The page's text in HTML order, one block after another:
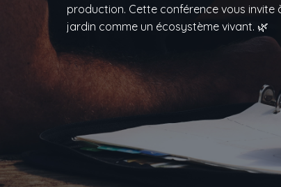
production. Cette conférence vous
jardin comme un écosystème vivant. 🌿